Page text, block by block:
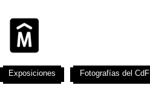
Exposiciones Fotografías del CdF